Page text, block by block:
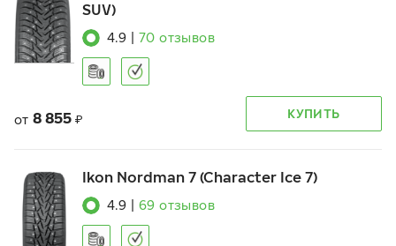
SUV)
4.9 70 отзывов
от 8 855 ₽ КУПИТЬ
Ikon Nordman 7 (Character Ice 7)
4.9 69 отзывов